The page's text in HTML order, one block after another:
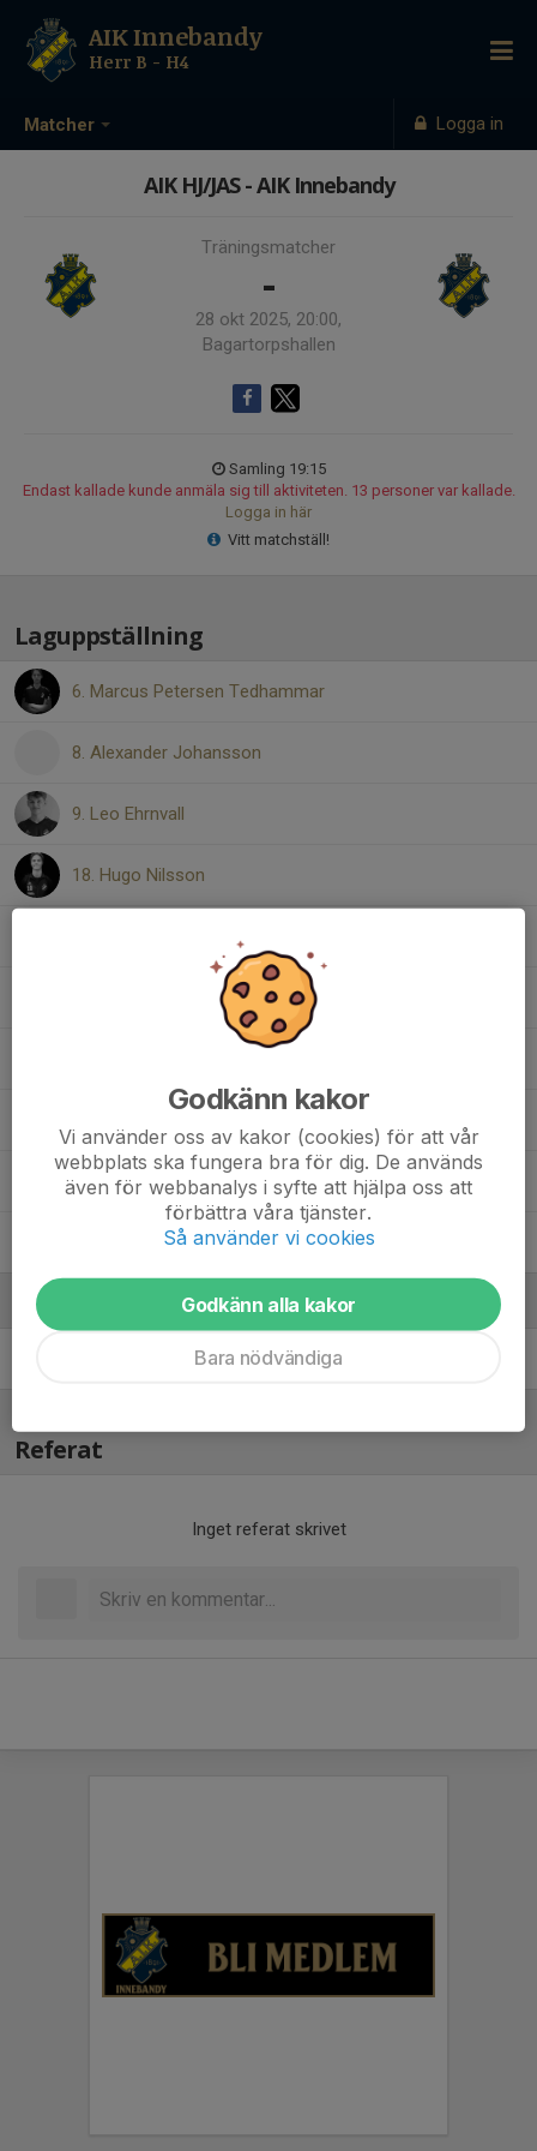
Matcher Logga in
AIK Innebandy
Herr B - H4
AIK HJ/JAS - AIK Innebandy
Träningsmatcher
-
28 okt 2025, 20:00,
Bagartorpshallen
Samling 19:15
Endast kallade kunde anmäla sig till aktiviteten. 13 personer var kallade.
Logga in här
Vitt matchställ!
Laguppställning
6. Marcus Petersen Tedhammar
8. Alexander Johansson
9. Leo Ehrnvall
18. Hugo Nilsson
98. Viktor Örnbrand
99. Elvis Holst
Ledare
Stefan WallbergLedare
Referat
Inget referat skrivet
Godkänn kakor
Vi använder oss av kakor (cookies) för att vår
webbplats ska fungera bra för dig. De används
även för webbanalys i syfte att hjälpa oss att
förbättra våra tjänster.
Så använder vi cookies
Godkänn alla kakor
Bara nödvändiga